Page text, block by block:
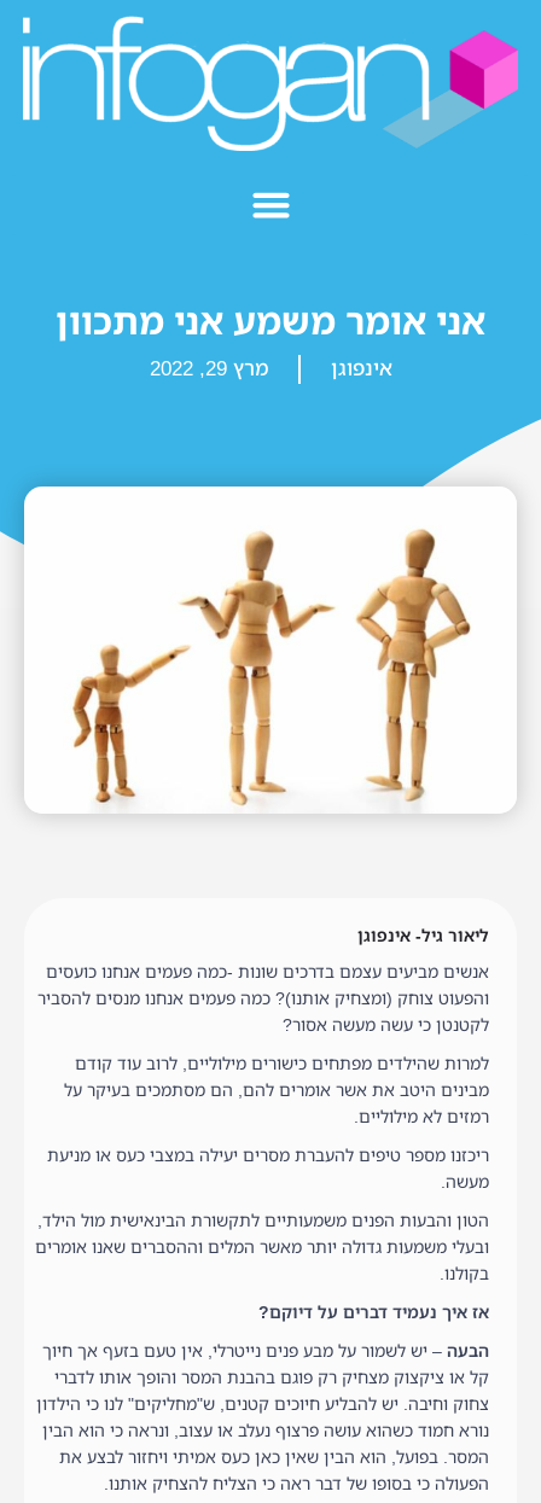
אני אומר משמע אני מתכוון
אינפוגן מרץ 29, 2022
ליאור גיל- אינפוגן
אנשים מביעים עצמם בדרכים שונות -כמה פעמים אנחנו כועסים
והפעוט צוחק (ומצחיק אותנו)? כמה פעמים אנחנו מנסים להסביר
לקטנטן כי עשה מעשה אסור?
למרות שהילדים מפתחים כישורים מילוליים, לרוב עוד קודם
מבינים היטב את אשר אומרים להם, הם מסתמכים בעיקר על
רמזים לא מילוליים.
ריכזנו מספר טיפים להעברת מסרים יעילה במצבי כעס או מניעת
מעשה.
הטון והבעות הפנים משמעותיים לתקשורת הבינאישית מול הילד,
ובעלי משמעות גדולה יותר מאשר המלים וההסברים שאנו אומרים
בקולנו.
אז איך נעמיד דברים על דיוקם?
הבעה– יש לשמור על מבע פנים נייטרלי, אין טעם בזעף אך חיוך
קל או ציקצוק מצחיק רק פוגם בהבנת המסר והופך אותו לדברי
צחוק וחיבה. יש להבליע חיוכים קטנים, ש"מחליקים" לנו כי הילדון
נורא חמוד כשהוא עושה פרצוף נעלב או עצוב, ונראה כי הוא הבין
המסר. בפועל, הוא הבין שאין כאן כעס אמיתי ויחזור לבצע את
הפעולה כי בסופו של דבר ראה כי הצליח להצחיק אותנו.